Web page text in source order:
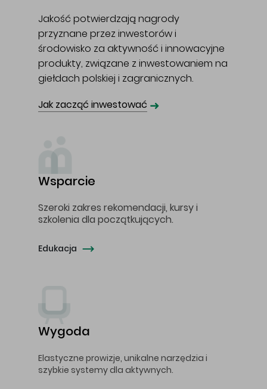
Jakość potwierdzają nagrody
przyznane przez inwestorów i
środowisko za aktywność i innowacyjne
produkty, związane z inwestowaniem na
giełdach polskiej i zagranicznych.
Jak zacząć inwestować ➜
Wsparcie
Szeroki zakres rekomendacji, kursy i
szkolenia dla początkujących.
Edukacja
Wygoda
Elastyczne prowizje, unikalne narzędzia i
szybkie systemy dla aktywnych.